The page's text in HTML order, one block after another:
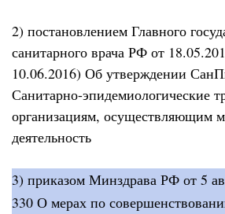
2) постановлением Главного
санитарного врача РФ от
10.06.2016) Об утверждении
Санитарно-эпидемиологические
организациям, осуществляющим
деятельность
3) приказом Минздрава РФ от 5
330 О мерах по